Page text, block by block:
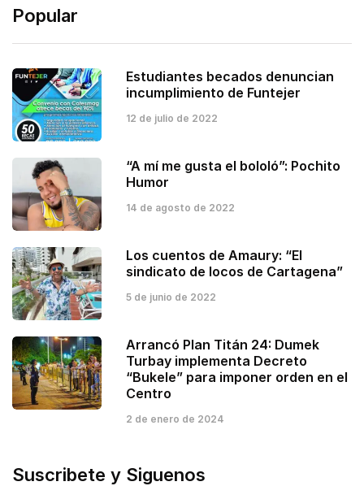
Popular
Estudiantes becados denuncian
incumplimiento de Funtejer
12 de julio de 2022
“A mí me gusta el bololó”: Pochito
Humor
14 de agosto de 2022
Los cuentos de Amaury: “El
sindicato de locos de Cartagena”
5 de junio de 2022
Arrancó Plan Titán 24: Dumek
Turbay implementa Decreto
“Bukele” para imponer orden en el
Centro
2 de enero de 2024
Suscribete y Siguenos